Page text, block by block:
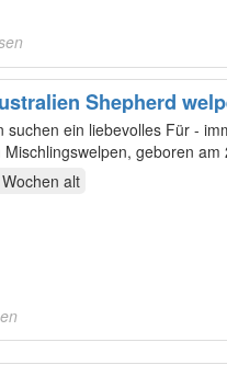
Shepherd
liebevolles Für - immer Zuhause.
geboren
alt